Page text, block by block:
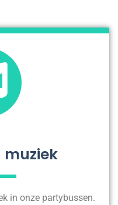
muziek
in onze partybussen.